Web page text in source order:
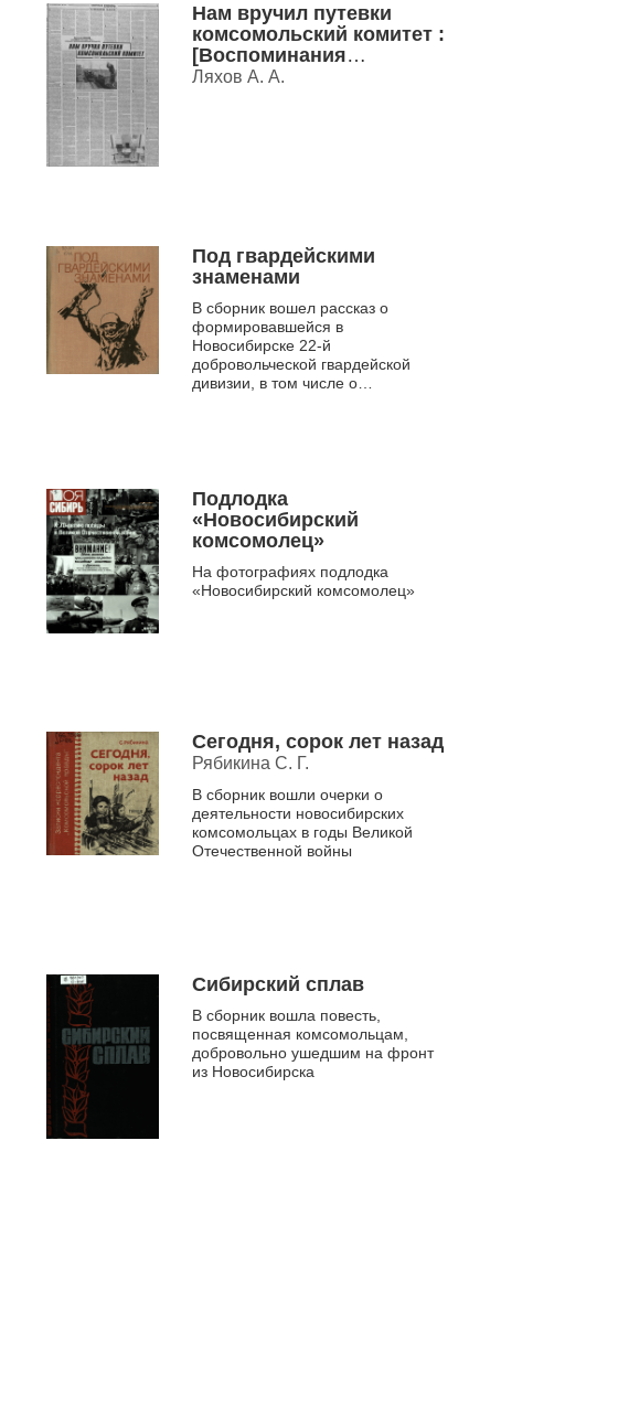
Нам вручил путевки
комсомольский комитет :
[Воспоминания
журналиста, засл.
(в разные годы был перв
Ляхов А. А.
Под гвардейскими
знаменами
В сборник вошел рассказ о
формировавшейся в
Новосибирске 22-й
добровольческой гвардейской
дивизии, в том числе о
Подлодка
«Новосибирский
комсомолец»
На фотографиях подлодка
«Новосибирский комсомолец»
Сегодня, сорок лет назад
Рябикина С. Г.
В сборник вошли очерки о
деятельности новосибирских
комсомольцах в годы Великой
Отечественной войны
Сибирский сплав
В сборник вошла повесть,
посвященная комсомольцам,
добровольно ушедшим на фронт
из Новосибирска